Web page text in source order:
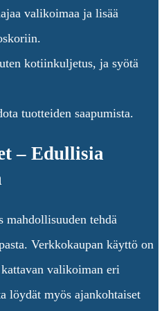
valikoimaa ja lisää
kotiinkuljetus, ja syötä
tuotteiden saapumista.
– Edullisia
mahdollisuuden tehdä
Verkkokaupan käyttö on
valikoiman eri
löydät myös ajankohtaiset